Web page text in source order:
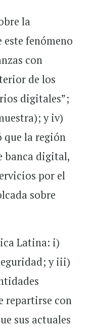
la
fenómeno
con
de los
digitales”;
y iv)
que la región
banca digital,
por el
sobre
Latina: i)
y iii)
repartirse con
sus actuales